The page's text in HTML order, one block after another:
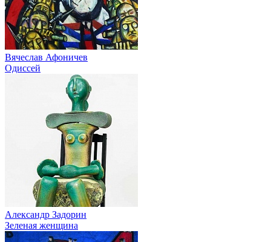
Вячеслав Афоничев
Одиссей
Александр Задорин
Зеленая женщина